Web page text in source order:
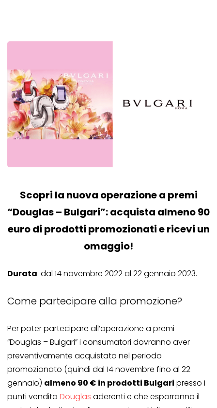
Scopri la nuova operazione a premi
“Douglas – Bulgari”: acquista almeno 90
euro di prodotti promozionati e ricevi un
omaggio!
Durata: dal 14 novembre 2022 al 22 gennaio 2023.
Come partecipare alla promozione?
Per poter partecipare all’operazione a premi
“Douglas – Bulgari” i consumatori dovranno aver
preventivamente acquistato nel periodo
promozionato (quindi dal 14 novembre fino al 22
gennaio) almeno 90 € in prodotti Bulgari presso i
punti vendita Douglas aderenti e che esporranno il